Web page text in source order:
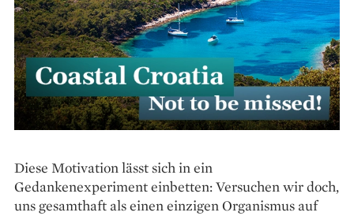
Diese Motivation lässt sich in ein
Gedankenexperiment einbetten: Versuchen wir doch,
uns gesamthaft als einen einzigen Organismus auf